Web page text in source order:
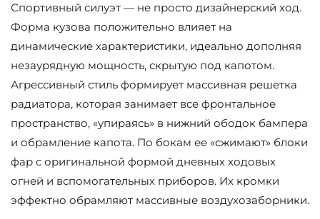
Спортивный силуэт — не просто дизайнерский ход.
Форма кузова положительно влияет на
динамические характеристики, идеально дополняя
незаурядную мощность, скрытую под капотом.
Агрессивный стиль формирует массивная решетка
радиатора, которая занимает все фронтальное
пространство, «упираясь» в нижний ободок бампера
и обрамление капота. По бокам ее «сжимают» блоки
фар с оригинальной формой дневных ходовых
огней и вспомогательных приборов. Их кромки
эффектно обрамляют массивные воздухозаборники.